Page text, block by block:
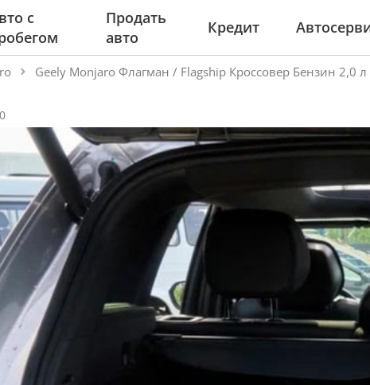
с
Продать
авто
Кредит
Geely Monjaro Флагман / Flagship Кроссовер Бензин 2,0